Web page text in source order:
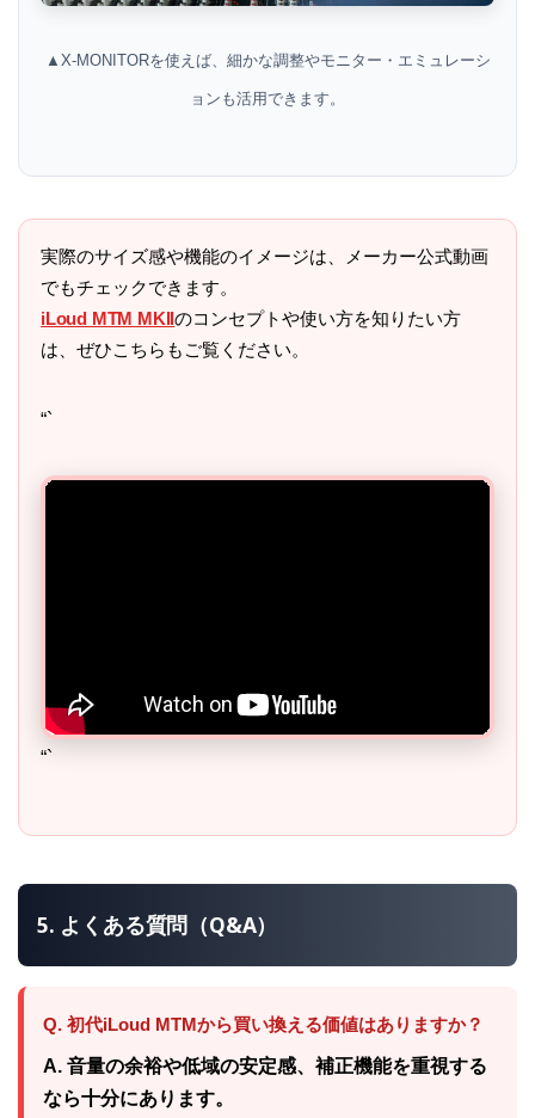
▲X-MONITORを使えば、細かな調整やモニター・エミュレーシ
ョンも活用できます。
実際のサイズ感や機能のイメージは、メーカー公式動画
でもチェックできます。
iLoud MTM MKIIのコンセプトや使い方を知りたい方
は、ぜひこちらもご覧ください。
“`
“`
5. よくある質問（Q&A）
Q. 初代iLoud MTMから買い換える価値はありますか？
A. 音量の余裕や低域の安定感、補正機能を重視する
なら十分にあります。